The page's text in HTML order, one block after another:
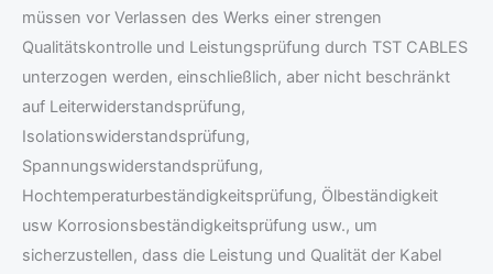
müssen vor Verlassen des Werks einer strengen
Qualitätskontrolle und Leistungsprüfung durch TST CABLES
unterzogen werden, einschließlich, aber nicht beschränkt
auf Leiterwiderstandsprüfung,
Isolationswiderstandsprüfung,
Spannungswiderstandsprüfung,
Hochtemperaturbeständigkeitsprüfung, Ölbeständigkeit
usw Korrosionsbeständigkeitsprüfung usw., um
sicherzustellen, dass die Leistung und Qualität der Kabel